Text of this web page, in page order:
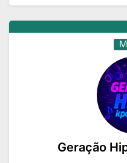
Geração